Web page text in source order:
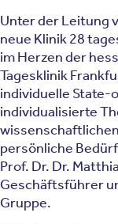
Unter der Leitung
neue Klinik 28
im Herzen der
Tagesklinik
individuelle
individualisierte
persönliche
Prof. Dr. Dr.
Geschäftsführer
Gruppe.